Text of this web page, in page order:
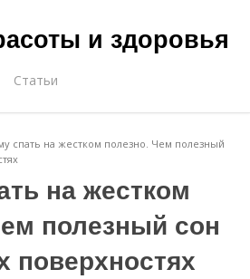
и здоровья
Статьи
спать на жестком полезно. Чем полезный
на жестком
полезный сон
поверхностях